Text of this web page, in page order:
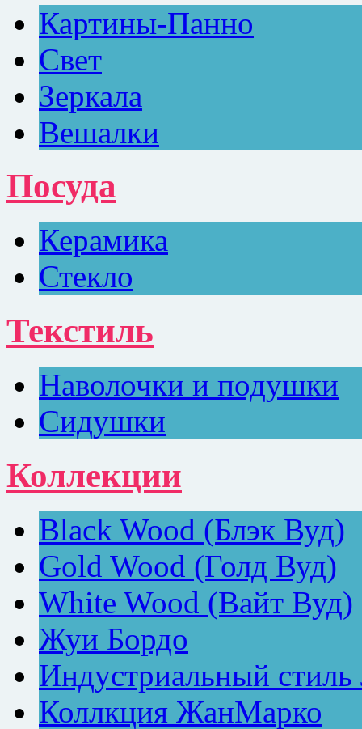
Картины-Панно
Свет
Зеркала
Вешалки
Посуда
Керамика
Стекло
Текстиль
Наволочки и подушки
Сидушки
Коллекции
Black Wood (Блэк Вуд)
Gold Wood (Голд Вуд)
White Wood (Вайт Вуд)
Жуи Бордо
Индустриальный
Коллкция ЖанМарко